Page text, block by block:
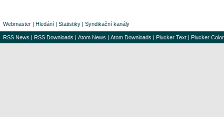
Webmaster | Hledání | Statistiky | Syndikační kanály
RSS News | RSS Downloads | Atom News | Atom Downloads | Plucker Text | Plucker Color